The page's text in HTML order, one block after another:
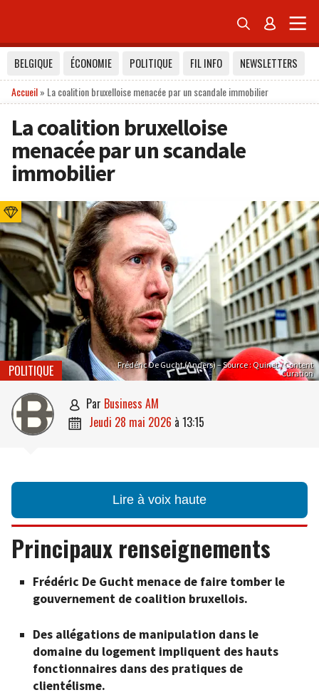
 
BELGIQUE ÉCONOMIE POLITIQUE FIL INFO
NEWSLETTERS
Accueil» La coalition bruxelloise menacée par un scandale immobilier
La coalition bruxelloise
menacée par un scandale
immobilier
Frédéric De Gucht (Anders) – Source : Quinet / Content
Curation
POLITIQUE
 par Business AM
 jeudi 28 mai 2026 à 13:15
Lire à voix haute
Principaux renseignements
Frédéric De Gucht menace de faire tomber le
gouvernement de coalition bruxellois.
Des allégations de manipulation dans le
domaine du logement impliquent des hauts
fonctionnaires dans des pratiques de
clientélisme.